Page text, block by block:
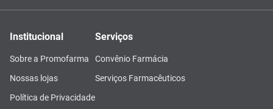
Institucional
Sobre a Promofarma
Nossas lojas
Política de Privacidade
Serviços
Convênio Farmácia
Serviços Farmacêuticos